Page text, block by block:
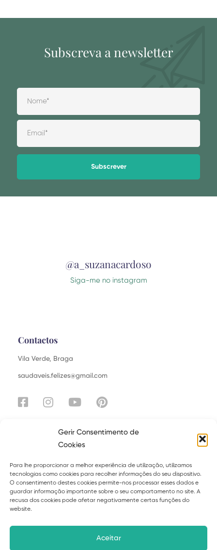
Gerir Consentimento de
Cookies
Para lhe proporcionar a melhor experiência de utilização, utilizamos
tecnologias como cookies para recolher informações do seu dispositivo.
O consentimento destes cookies permite-nos processar esses dados e
guardar informação importante sobre o seu comportamento no site. A
recusa dos cookies pode afetar negativamente certas funções do
website.
Aceitar
Subscreva a newsletter
@a_suzanacardoso
Siga-me no instagram
Contactos
Vila Verde, Braga
saudaveis.felizes@gmail.com
Sobre Serviços
Curso Ebooks
Blog
Políticas de privacidade Termos